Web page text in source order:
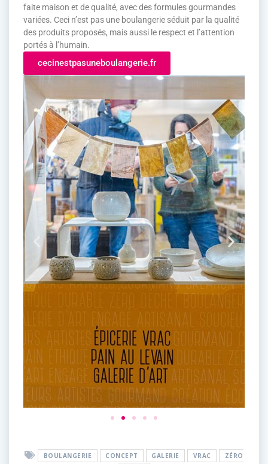
faite maison et de qualité, avec des formules gourmandes
variées. Ceci n’est pas une boulangerie séduit par la qualité
des produits proposés, mais aussi le respect et l’attention
portés à l’humain.
cecinestpasuneboulangerie.fr
BOULANGERIE CONCEPT GALERIE VRAC
ZÉRO